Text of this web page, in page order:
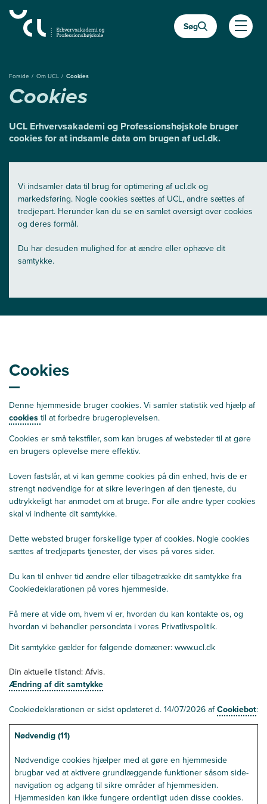
hovedindhold
Søg
Åben
Forside Om UCL Cookies
Cookies
UCL Erhvervsakademi og Professionshøjskole bruger
cookies for at indsamle data om brugen af ucl.dk.
Vi indsamler data til brug for optimering af ucl.dk og
markedsføring. Nogle cookies sættes af UCL, andre sættes af
tredjepart. Herunder kan du se en samlet oversigt over cookies
og deres formål.
Du har desuden mulighed for at ændre eller ophæve dit
samtykke.
Cookies
Denne hjemmeside bruger cookies. Vi samler statistik ved hjælp af
cookies til at forbedre brugeroplevelsen.
Cookies er små tekstfiler, som kan bruges af websteder til at gøre
en brugers oplevelse mere effektiv.
Loven fastslår, at vi kan gemme cookies på din enhed, hvis de er
strengt nødvendige for at sikre leveringen af den tjeneste, du
udtrykkeligt har anmodet om at bruge. For alle andre typer cookies
skal vi indhente dit samtykke.
Dette websted bruger forskellige typer af cookies. Nogle cookies
sættes af tredjeparts tjenester, der vises på vores sider.
Du kan til enhver tid ændre eller tilbagetrække dit samtykke fra
Cookiedeklarationen på vores hjemmeside.
Få mere at vide om, hvem vi er, hvordan du kan kontakte os, og
hvordan vi behandler persondata i vores Privatlivspolitik.
Dit samtykke gælder for følgende domæner: www.ucl.dk
Din aktuelle tilstand: Afvis.
Ændring af dit samtykke
Cookiedeklarationen er sidst opdateret d. 14/07/2026 afCookiebot:
Nødvendig (11)
Nødvendige cookies hjælper med at gøre en hjemmeside
brugbar ved at aktivere grundlæggende funktioner såsom side-
navigation og adgang til sikre områder af hjemmesiden.
Hjemmesiden kan ikke fungere ordentligt uden disse cookies.